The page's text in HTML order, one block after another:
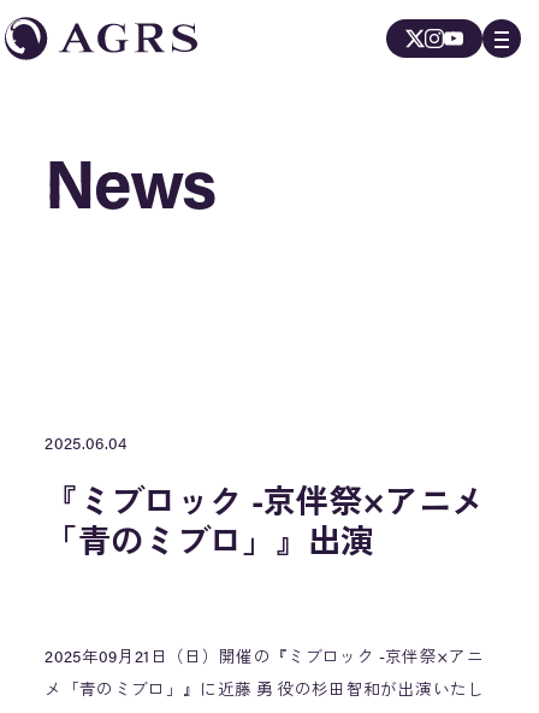
News
News
2025.06.04
『ミブロック -京伴祭×アニメ
「青のミブロ」』出演
2025年09月21日（日）開催の『ミブロック -京伴祭×アニ
メ「青のミブロ」』に近藤 勇 役の杉田智和が出演いたし